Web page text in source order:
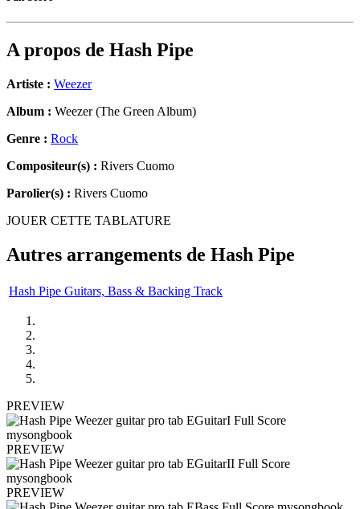
A propos de Hash Pipe
Artiste : Weezer
Album : Weezer (The Green Album)
Genre : Rock
Compositeur(s) : Rivers Cuomo
Parolier(s) : Rivers Cuomo
JOUER CETTE TABLATURE
Autres arrangements de Hash Pipe
Hash Pipe Guitars, Bass & Backing Track
PREVIEW
PREVIEW
PREVIEW